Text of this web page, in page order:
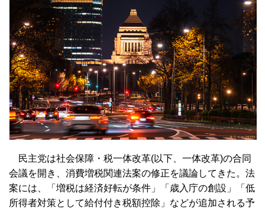
民主党は社会保障・税一体改革(以下、一体改革)の合同
会議を開き、消費増税関連法案の修正を議論してきた。法
案には、「増税は経済好転が条件」「歳入庁の創設」「低
所得者対策として給付付き税額控除」などが追加される予